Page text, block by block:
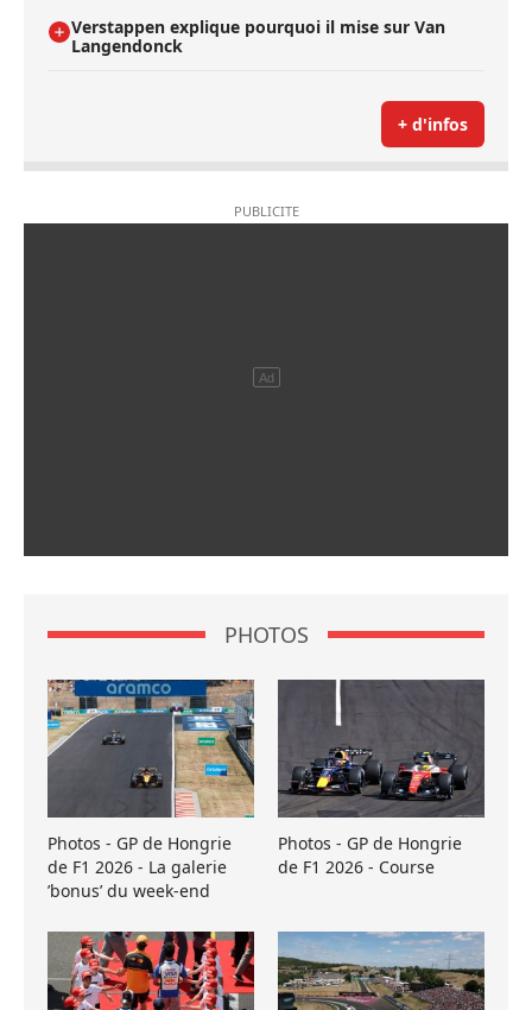
Verstappen explique pourquoi il mise sur Van
Langendonck
+ d'infos
PHOTOS
Photos - GP de Hongrie
de F1 2026 - La galerie
’bonus’ du week-end
Photos - GP de Hongrie
de F1 2026 - Course